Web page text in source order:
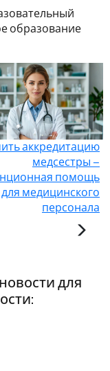
образование
аккредитацию
медсестры –
помощь
для медицинского
персонала
для